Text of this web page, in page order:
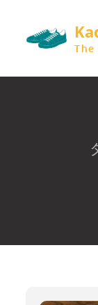
content
The